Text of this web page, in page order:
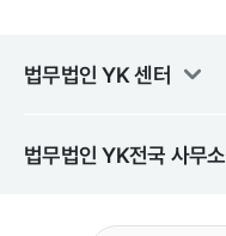
법무법인 YK센터
법무법인 YK전국 사무소